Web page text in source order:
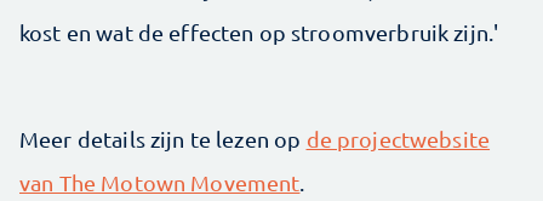
kost en wat de effecten op stroomverbruik zijn.'
Meer details zijn te lezen op de projectwebsite
van The Motown Movement